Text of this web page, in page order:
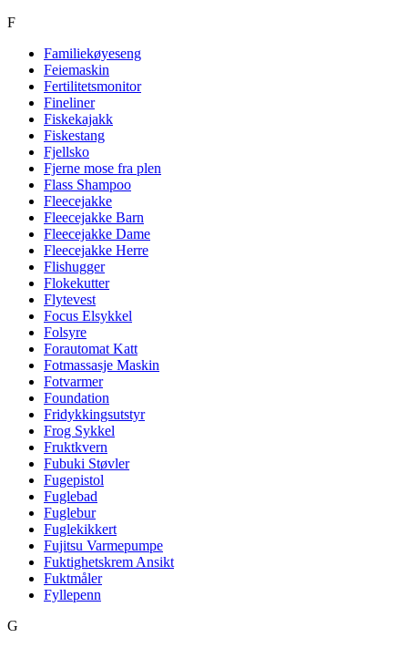
F
Familiekøyeseng
Feiemaskin
Fertilitetsmonitor
Fineliner
Fiskekajakk
Fiskestang
Fjellsko
Fjerne mose fra plen
Flass Shampoo
Fleecejakke
Fleecejakke Barn
Fleecejakke Dame
Fleecejakke Herre
Flishugger
Flokekutter
Flytevest
Focus Elsykkel
Folsyre
Forautomat Katt
Fotmassasje Maskin
Fotvarmer
Foundation
Fridykkingsutstyr
Frog Sykkel
Fruktkvern
Fubuki Støvler
Fugepistol
Fuglebad
Fuglebur
Fuglekikkert
Fujitsu Varmepumpe
Fuktighetskrem Ansikt
Fuktmåler
Fyllepenn
G